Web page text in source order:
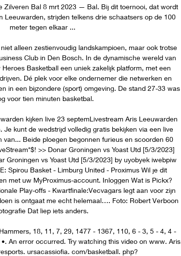
Zilveren Bal 8 mrt 2023 — Bal. Bij dit toernooi, dat wordt
Leeuwarden, strijden telkens drie schaatsers op de 100
meter tegen elkaar ...
alleen zestienvoudig landskampioen, maar ook trotse
Club in Den Bosch. In de dynamische wereld van
Basketball een uniek zakelijk platform, met een
Dé plek voor elke ondernemer die netwerken en
in een bijzondere (sport) omgeving. De stand 27-33 was
voor tien minuten basketbal.
kijken live 23 septemLivestream Aris Leeuwarden
Je kunt de wedstrijd volledig gratis bekijken via een live
van... Beide ploegen begonnen furieus en scoorden 60
>> Donar Groningen vs Yoast Utd [5/3/2023]
Groningen vs Yoast Utd [5/3/2023] by uyobyek iwebpiw
Spirou Basket - Limburg United - Proximus Wil je dit
met uw MyProximus-account. Inloggen Wat is Pickx?
Play-offs - Kwartfinale:Vecvagars legt aan voor zijn
is ontgaat me echt helemaal…. Foto: Robert Verboon
Dat liep iets anders.
18, 11, 7, 29, 1477 - 1367, 110, 6 - 3, 5 - 4, 4 -
An error occurred. Try watching this video on www. Aris
ursacassiofia. com/basketball. php?